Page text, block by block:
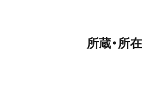
所蔵・所在